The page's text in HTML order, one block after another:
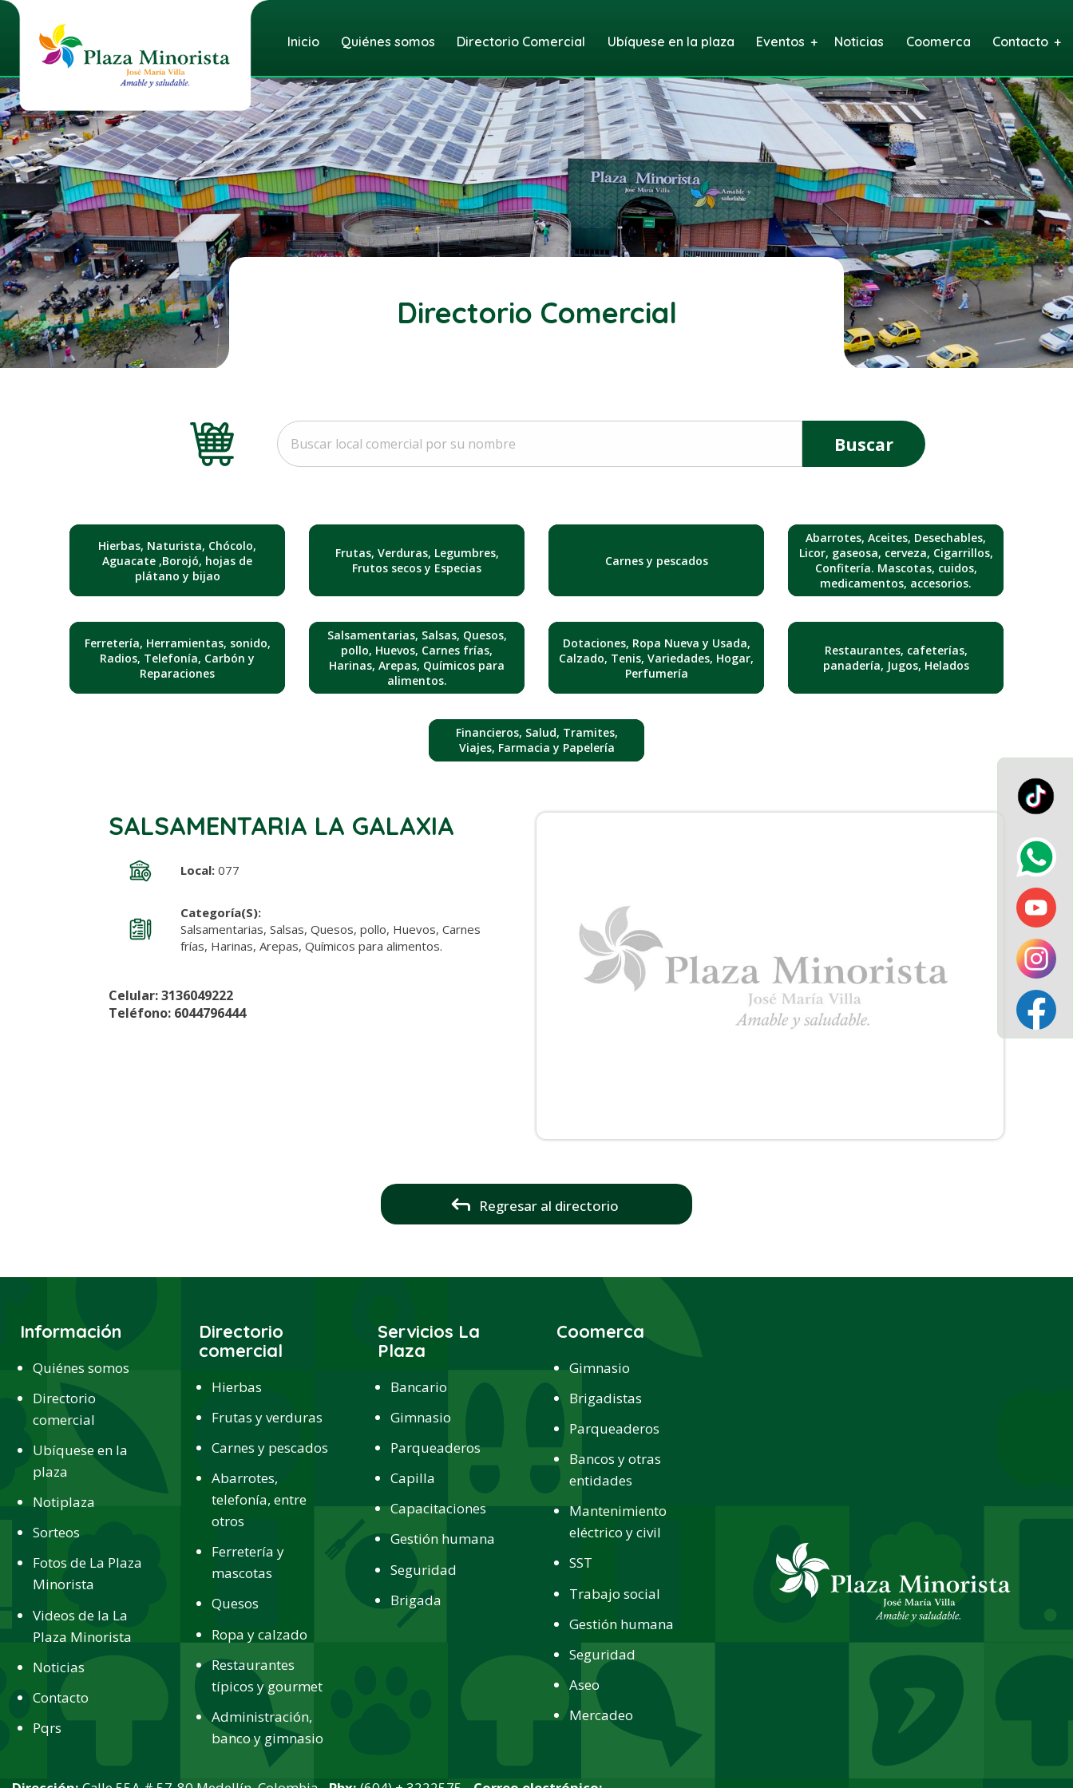
Inicio Quiénes somos Directorio Comercial Ubíquese en la plaza Eventos Noticias Coomerca Contacto
Directorio Comercial
Buscar
Hierbas, Naturista, Chócolo,
Aguacate ,Borojó, hojas de
plátano y bijao
Frutas, Verduras, Legumbres,
Frutos secos y Especias
Carnes y pescados
Abarrotes, Aceites, Desechables,
Licor, gaseosa, cerveza, Cigarrillos,
Confitería. Mascotas, cuidos,
medicamentos, accesorios.
Ferretería, Herramientas, sonido,
Radios, Telefonía, Carbón y
Reparaciones
Salsamentarias, Salsas, Quesos,
pollo, Huevos, Carnes frías,
Harinas, Arepas, Químicos para
alimentos.
Dotaciones, Ropa Nueva y Usada,
Calzado, Tenis, Variedades, Hogar,
Perfumería
Restaurantes, cafeterías,
panadería, Jugos, Helados
Financieros, Salud, Tramites,
Viajes, Farmacia y Papelería
SALSAMENTARIA LA GALAXIA
Local:077
Categoría(s):
Salsamentarias, Salsas, Quesos, pollo, Huevos, Carnes
frías, Harinas, Arepas, Químicos para alimentos.
Celular: 3136049222
Teléfono: 6044796444
Regresar al directorio
Información
Quiénes somos
Directorio
comercial
Ubíquese en la
plaza
Notiplaza
Sorteos
Fotos de La Plaza
Minorista
Videos de la La
Plaza Minorista
Noticias
Contacto
Pqrs
Directorio
comercial
Hierbas
Frutas y verduras
Carnes y pescados
Abarrotes,
telefonía, entre
otros
Ferretería y
mascotas
Quesos
Ropa y calzado
Restaurantes
típicos y gourmet
Administración,
banco y gimnasio
Servicios La
Plaza
Bancario
Gimnasio
Parqueaderos
Capilla
Capacitaciones
Gestión humana
Seguridad
Brigada
Coomerca
Gimnasio
Brigadistas
Parqueaderos
Bancos y otras
entidades
Mantenimiento
eléctrico y civil
SST
Trabajo social
Gestión humana
Seguridad
Aseo
Mercadeo